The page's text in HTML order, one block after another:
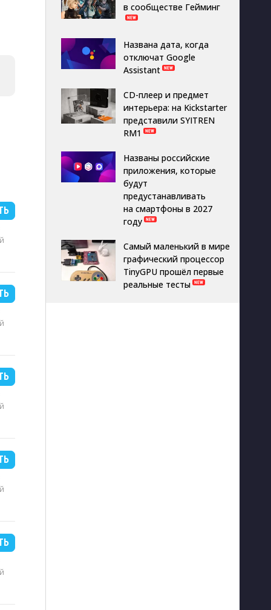
в сообществе Гейминг
Названа дата, когда
отключат Google
Assistant
CD-плеер и предмет
интерьера: на Kickstarter
представили SYITREN
RM1
Названы российские
приложения, которые
будут
предустанавливать
на смартфоны в 2027
году
Самый маленький в мире
графический процессор
TinyGPU прошёл первые
реальные тесты